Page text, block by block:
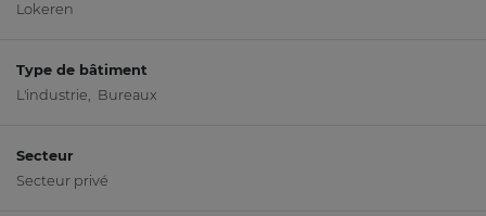
Lokeren
Type de bâtiment
L'industrie, Bureaux
Secteur
Secteur privé